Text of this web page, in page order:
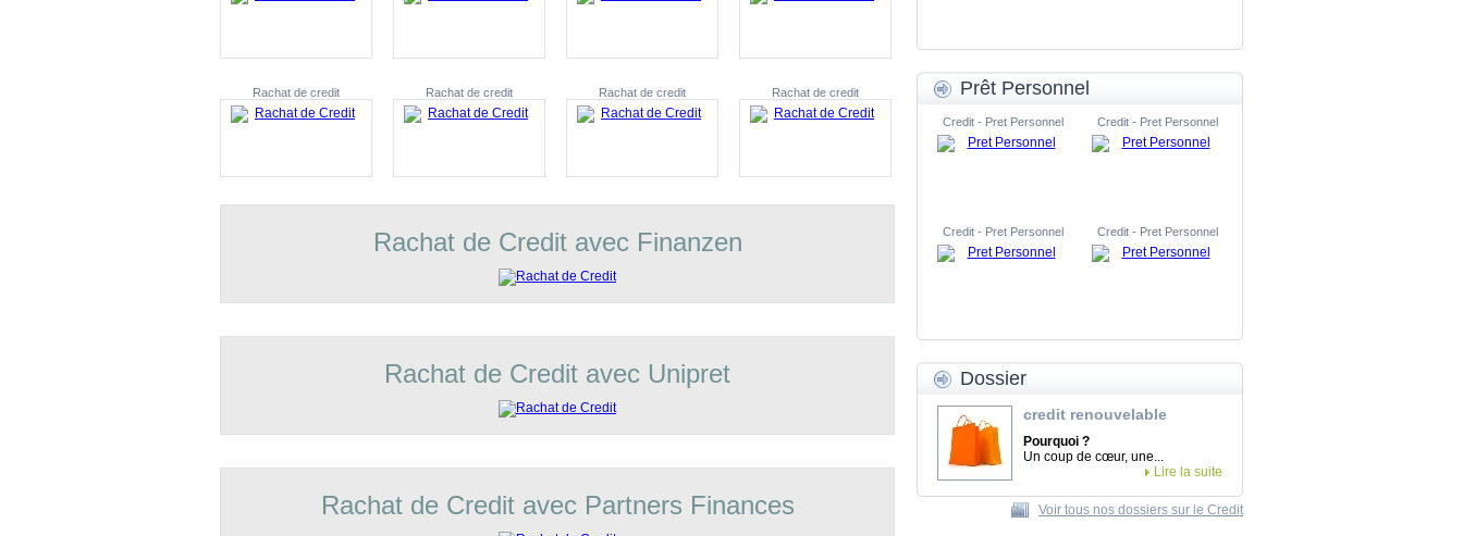
Rachat de credit Rachat de credit Rachat de credit Rachat de credit
Rachat de Credit avec Finanzen
Rachat de Credit avec Unipret
Rachat de Credit avec Partners Finances
Prêt Personnel
Credit - Pret Personnel Credit - Pret Personnel
Credit - Pret Personnel Credit - Pret Personnel
Dossier
credit renouvelable
Pourquoi ?
Un coup de cœur, une...
Lire la suite
Voir tous nos dossiers sur le Credit